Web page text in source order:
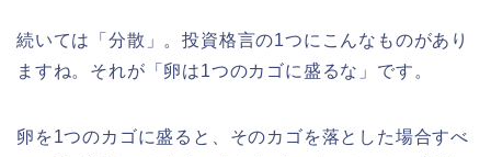
続いては「分散」。投資格言の1つにこんなものがあり
ますね。それが「卵は1つのカゴに盛るな」です。
卵を1つのカゴに盛ると、そのカゴを落とした場合すべ